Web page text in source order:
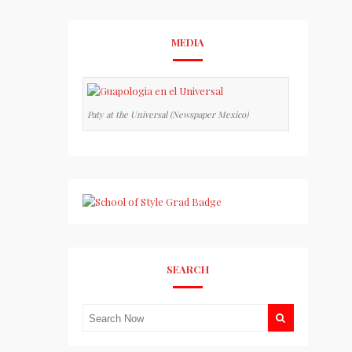
MEDIA
Paty at the Universal (Newspaper Mexico)
SEARCH